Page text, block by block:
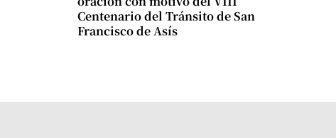
Centenario del Tránsito de San
Francisco de Asís